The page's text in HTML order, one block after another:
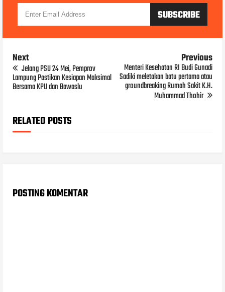
Next
Jelang PSU 24 Mei, Pemprov
Lampung Pastikan Kesiapan Maksimal
Bersama KPU dan Bawaslu
Previous
Menteri Kesehatan RI Budi Gunadi
Sadiki meletakan batu pertama atau
groundbreaking Rumah Sakit K.H.
Muhammad Thohir
RELATED POSTS
POSTING KOMENTAR